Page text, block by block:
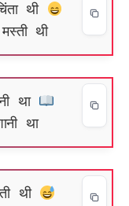
थी
थी
था
था
थी